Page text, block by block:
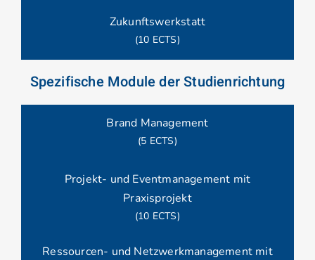
Zukunftswerkstatt
(10 ECTS)
Spezifische Module der Studienrichtung
Brand Management
(5 ECTS)
Projekt- und Eventmanagement mit
Praxisprojekt
(10 ECTS)
Ressourcen- und Netzwerkmanagement mit